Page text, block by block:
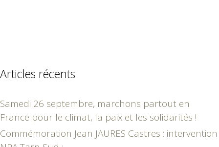
Articles récents
Samedi 26 septembre, marchons partout en
France pour le climat, la paix et les solidarités !
Commémoration Jean JAURES Castres : intervention